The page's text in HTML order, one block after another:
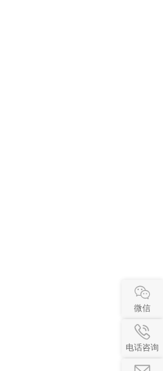
微信
电话咨询